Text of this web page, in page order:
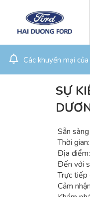
Các khuyến mại
SỰ
Sẵn
Thời
Địa
Đến với
Trực tiếp
Cảm